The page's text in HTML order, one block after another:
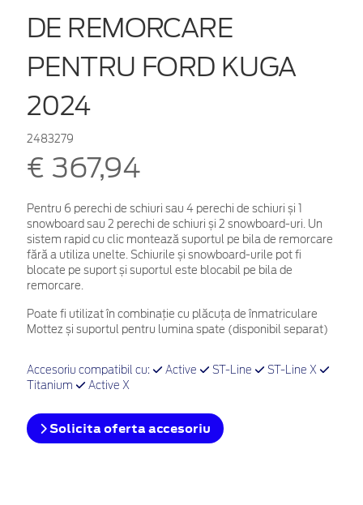
DE REMORCARE
PENTRU FORD KUGA
2024
2483279
€ 367,94
Pentru 6 perechi de schiuri sau 4 perechi de schiuri și 1
snowboard sau 2 perechi de schiuri și 2 snowboard-uri. Un
sistem rapid cu clic montează suportul pe bila de remorcare
fără a utiliza unelte. Schiurile și snowboard-urile pot fi
blocate pe suport și suportul este blocabil pe bila de
remorcare.
Poate fi utilizat în combinație cu plăcuța de înmatriculare
Mottez și suportul pentru lumina spate (disponibil separat)
Accesoriu compatibil cu: Active ST-Line
ST-Line X
Titanium
Active X
Solicita oferta accesoriu